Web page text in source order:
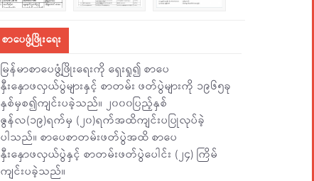
စာပေဖွံ့ဖြိုးရေး
မြန်မာစာပေဖွံ့ဖြိုးရေးကို ရှေးရှု၍ စာပေ
နှီးနှောဖလှယ်ပွဲများနှင့် စာတမ်း ဖတ်ပွဲများကို ၁၉၆၅ခု
နှစ်မှစ၍ကျင်းပခဲ့သည်။ ၂၀၀၀ပြည့်နှစ်
ဇွန်လ(၁၉)ရက်မှ (၂၀)ရက်အထိကျင်းပပြုလုပ်ခဲ့
ပါသည်။ စာပေစာတမ်းဖတ်ပွဲအထိ စာပေ
နှီးနှောဖလှယ်ပွဲနှင့် စာတမ်းဖတ်ပွဲပေါင်း (၂၄) ကြိမ်
ကျင်းပခဲ့သည်။